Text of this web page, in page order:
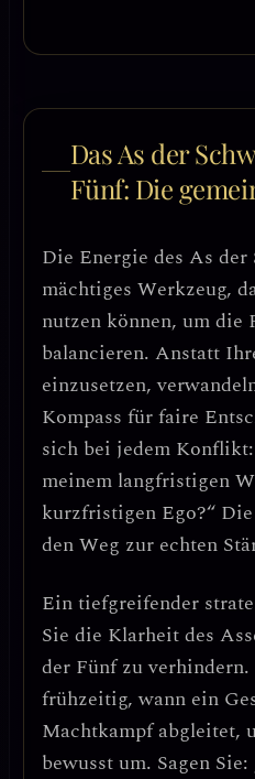
Das As der
Fünf: Die
Die Energie des As der
mächtiges Werkzeug,
nutzen können, um die
balancieren. Anstatt
einzusetzen,
Kompass für faire
sich bei jedem
meinem langfristigen
kurzfristigen Ego?“
den Weg zur echten
Ein tiefgreifender
Sie die Klarheit des
der Fünf zu verhindern.
frühzeitig, wann ein
Machtkampf abgleitet,
bewusst um. Sagen